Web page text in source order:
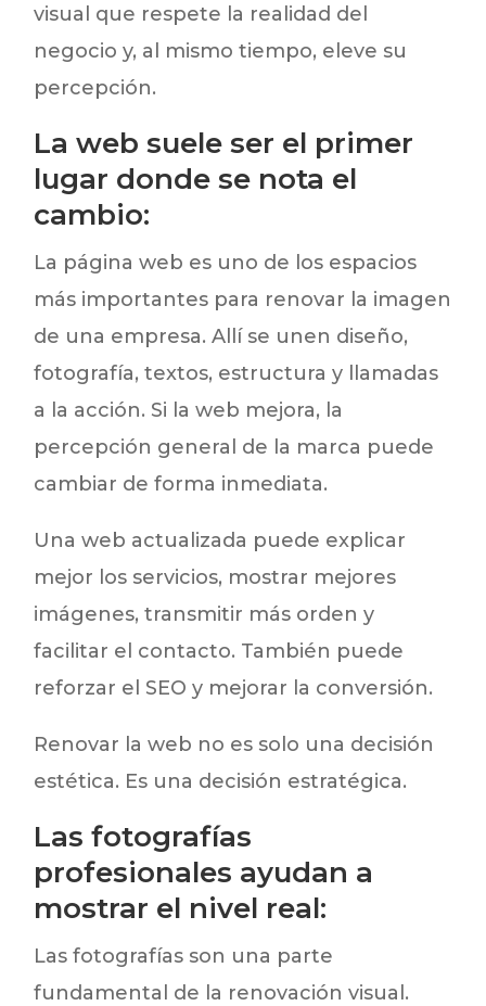
visual que respete la realidad del
negocio y, al mismo tiempo, eleve su
percepción.
La web suele ser el primer
lugar donde se nota el
cambio:
La página web es uno de los espacios
más importantes para renovar la imagen
de una empresa. Allí se unen diseño,
fotografía, textos, estructura y llamadas
a la acción. Si la web mejora, la
percepción general de la marca puede
cambiar de forma inmediata.
Una web actualizada puede explicar
mejor los servicios, mostrar mejores
imágenes, transmitir más orden y
facilitar el contacto. También puede
reforzar el SEO y mejorar la conversión.
Renovar la web no es solo una decisión
estética. Es una decisión estratégica.
Las fotografías
profesionales ayudan a
mostrar el nivel real:
Las fotografías son una parte
fundamental de la renovación visual.